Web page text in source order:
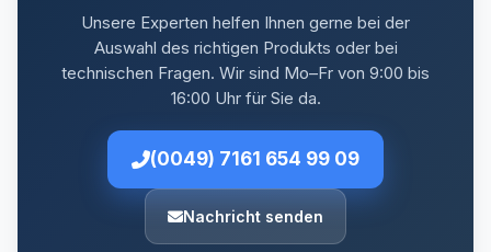
Unsere Experten helfen Ihnen gerne bei der
Auswahl des richtigen Produkts oder bei
technischen Fragen. Wir sind Mo–Fr von 9:00 bis
16:00 Uhr für Sie da.
(0049) 7161 654 99 09
Nachricht senden